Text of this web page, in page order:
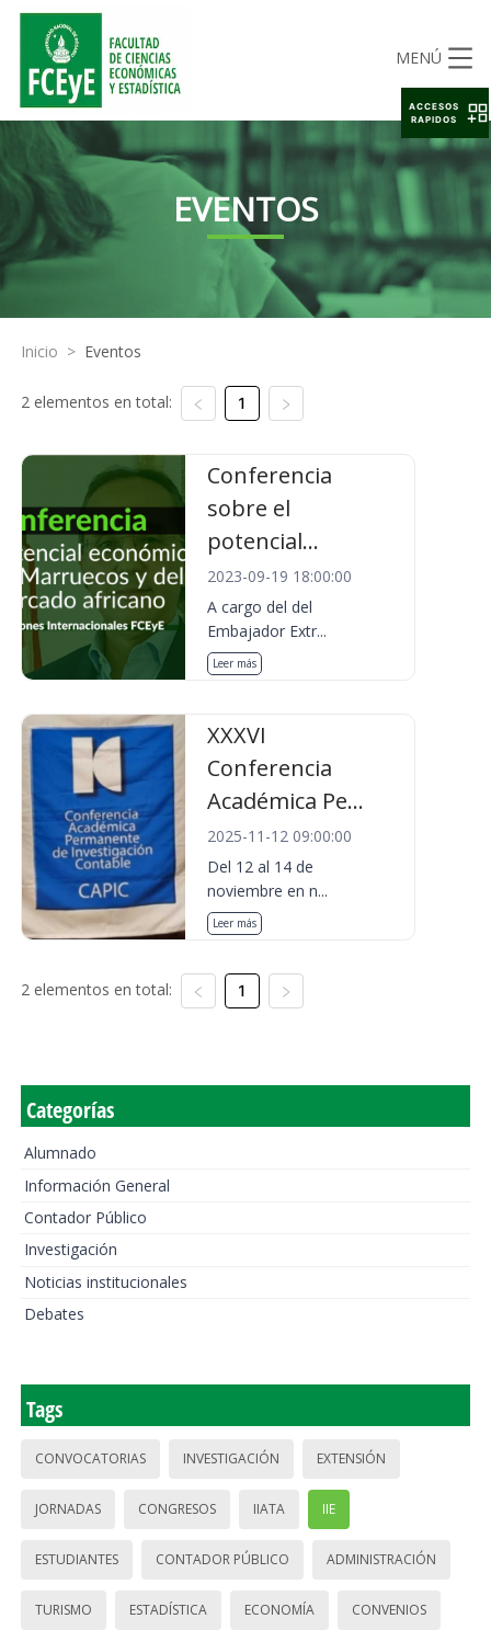
MENÚ
EVENTOS
Inicio > Eventos
2 elementos en total: 1
Conferencia
sobre el
potencial...
2023-09-19 18:00:00
A cargo del del
Embajador Extr...
Leer más
XXXVI
Conferencia
Académica Pe...
2025-11-12 09:00:00
Del 12 al 14 de
noviembre en n...
Leer más
2 elementos en total: 1
Categorías
Alumnado
Información General
Contador Público
Investigación
Noticias institucionales
Debates
Tags
CONVOCATORIAS INVESTIGACIÓN EXTENSIÓN
JORNADAS CONGRESOS IIATA IIE
ESTUDIANTES CONTADOR PÚBLICO ADMINISTRACIÓN
TURISMO ESTADÍSTICA ECONOMÍA CONVENIOS
ACCESOS
RAPIDOS